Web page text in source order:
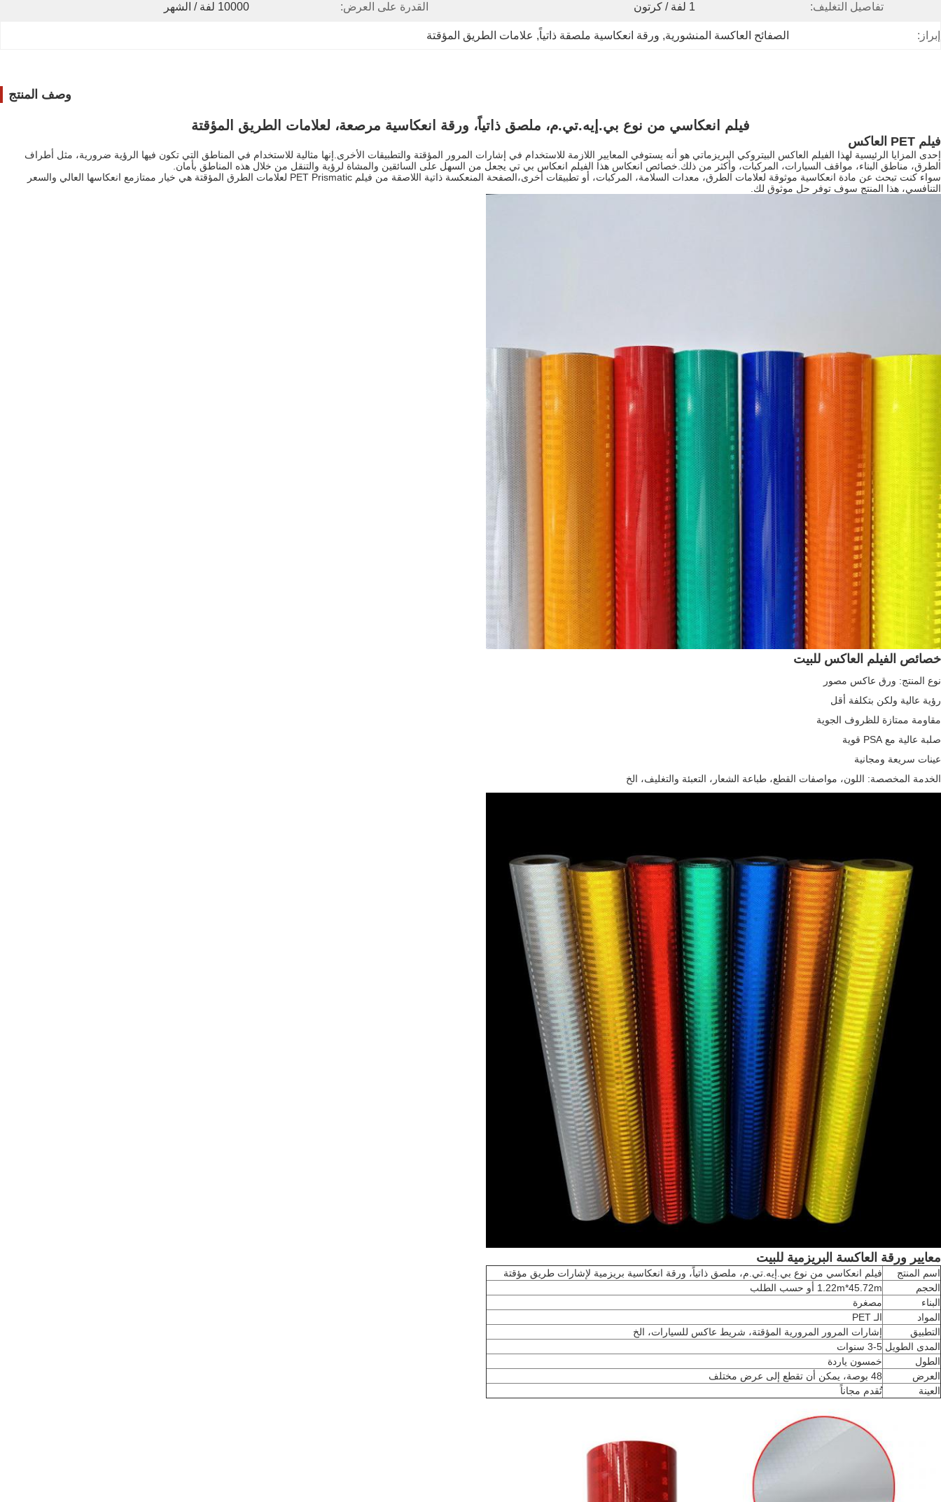
تفاصيل التغليف: 1 لفة / كرتون القدرة على العرض: 10000 لفة / الشهر
إبراز: الصفائح العاكسة المنشورية, ورقة انعكاسية ملصقة ذاتياً, علامات الطريق المؤقتة
وصف المنتج
فيلم انعكاسي من نوع بي.إيه.تي.م، ملصق ذاتياً، ورقة انعكاسية مرصعة، لعلامات الطريق المؤقتة
فيلم PET العاكس
إحدى المزايا الرئيسية لهذا الفيلم العاكس البيتروكي البريزماتي هو أنه يستوفي المعايير اللازمة للاستخدام في إشارات المرور المؤقتة والتطبيقات الأخرى.إنها مثالية للاستخدام في المناطق التي تكون فيها الرؤية ضرورية، مثل أطراف
الطرق، مناطق البناء، مواقف السيارات، المركبات، وأكثر من ذلك.خصائص انعكاس هذا الفيلم انعكاس بي تي يجعل من السهل على السائقين والمشاة لرؤية والتنقل من خلال هذه المناطق بأمان.
سواء كنت تبحث عن مادة انعكاسية موثوقة لعلامات الطرق، معدات السلامة، المركبات، أو تطبيقات أخرى،الصفحة المنعكسة ذاتية اللاصقة من فيلم PET Prismatic لعلامات الطرق المؤقتة هي خيار ممتازمع انعكاسها العالي والسعر
التنافسي، هذا المنتج سوف توفر حل موثوق لك.
خصائص الفيلم العاكس للبيت
نوع المنتج: ورق عاكس مصور
رؤية عالية ولكن بتكلفة أقل
مقاومة ممتازة للظروف الجوية
صلبة عالية مع PSA قوية
عينات سريعة ومجانية
الخدمة المخصصة: اللون، مواصفات القطع، طباعة الشعار، التعبئة والتغليف، الخ
معايير ورقة العاكسة البريزمية للبيت
اسم المنتج
فيلم انعكاسي من نوع بي.إيه.تي.م، ملصق ذاتياً، ورقة انعكاسية بريزمية لإشارات طريق مؤقتة
الحجم
1.22m*45.72m أو حسب الطلب
البناء
مصغرة
المواد
الـ PET
التطبيق
إشارات المرور المرورية المؤقتة، شريط عاكس للسيارات، الخ
المدى الطويل 3-5 سنوات
الطول
خمسون ياردة
العرض
48 بوصة، يمكن أن تقطع إلى عرض مختلف
العينة
تُقدم مجاناً